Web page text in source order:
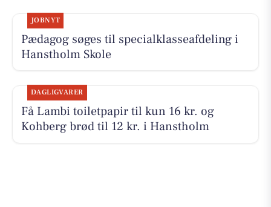
JOBNYT
Pædagog søges til specialklasseafdeling i
Hanstholm Skole
DAGLIGVARER
Få Lambi toiletpapir til kun 16 kr. og
Kohberg brød til 12 kr. i Hanstholm